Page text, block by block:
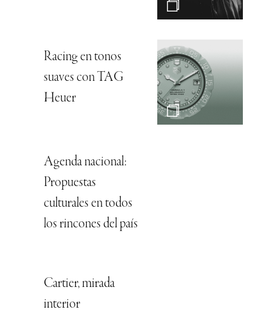
Racing en tonos
suaves con TAG
Heuer
Agenda nacional:
Propuestas
culturales en todos
los rincones del país
Cartier, mirada
interior